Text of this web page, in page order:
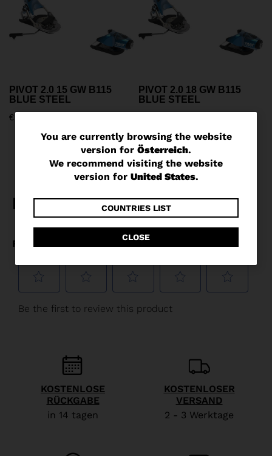
You
are
currently
website
version
for
Österreich
We
website
version
for
You are currently browsing the website
version for Österreich.
We recommend visiting the website
version for United States.
COUNTRIES LIST
CLOSE
PIVOT 2.0 15 GW B115
BLUE STEEL
€ 395,00
PIVOT 2.0 18 GW B115
BLUE STEEL
KOSTENLOSE
RÜCKGABE
in 14 tagen
KOSTENLOSER
VERSAND
2 - 3 Werktage